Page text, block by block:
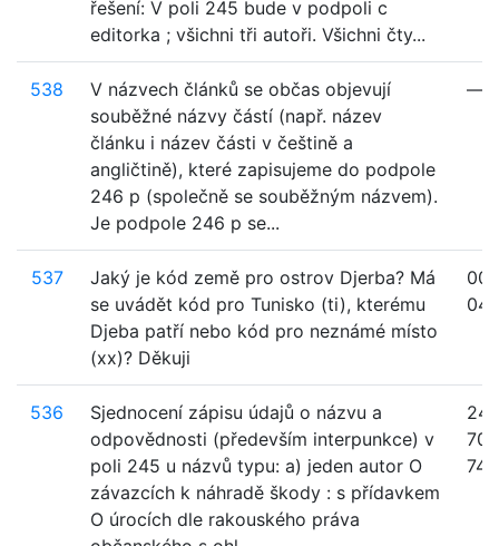
řešení: V poli 245 bude v podpoli c
editorka ; všichni tři autoři. Všichni čty...
538
V názvech článků se občas objevují
souběžné názvy částí (např. název
článku i název části v češtině a
angličtině), které zapisujeme do podpole
246 p (společně se souběžným názvem).
Je podpole 246 p se...
—
537
Jaký je kód země pro ostrov Djerba? Má
se uvádět kód pro Tunisko (ti), kterému
Djeba patří nebo kód pro neznámé místo
(xx)? Děkuji
044
536
Sjednocení zápisu údajů o názvu a
odpovědnosti (především interpunkce) v
poli 245 u názvů typu: a) jeden autor O
závazcích k náhradě škody : s přídavkem
O úrocích dle rakouského práva
740